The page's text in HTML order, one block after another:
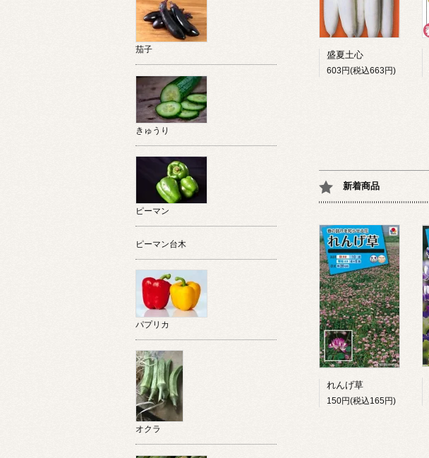
盛夏土心
603円(税込663円)
新着商品
れんげ草
150円(税込165円)
茄子
きゅうり
ピーマン
ピーマン台木
パプリカ
オクラ